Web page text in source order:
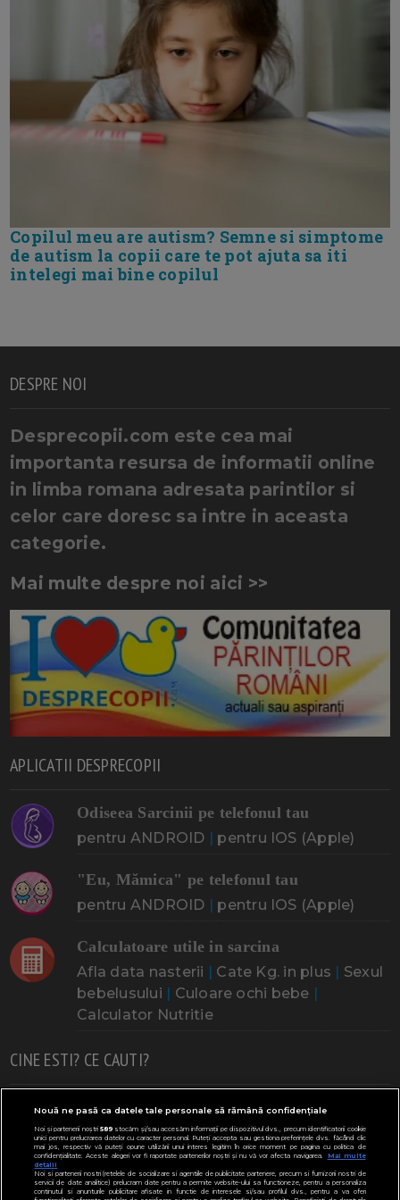
Copilul meu are autism? Semne si simptome
de autism la copii care te pot ajuta sa iti
intelegi mai bine copilul
DESPRE NOI
Desprecopii.com este cea mai
importanta resursa de informatii online
in limba romana adresata parintilor si
celor care doresc sa intre in aceasta
categorie.
Mai multe despre noi aici >>
APLICATII DESPRECOPII
Odiseea Sarcinii pe telefonul tau
pentru ANDROID | pentru IOS (Apple)
"Eu, Mămica" pe telefonul tau
pentru ANDROID | pentru IOS (Apple)
Calculatoare utile in sarcina
Afla data nasterii | Cate Kg. in plus | Sexul
bebelusului | Culoare ochi bebe |
Calculator Nutritie
CINE ESTI? CE CAUTI?
Doresc un copil Adoptia Probleme cu sarcina
Urmeaza sa nasc Probleme alaptare Bebe plange
Bebe febra Caut bona Cresa, Gradinta
Mergem la scoala Copil bolnav Copii cu nevoi speciale
Nouă ne pasă ca datele tale personale să rămână confidențiale
Noi și partenerii noștri589stocăm și/sau accesăm informații pe dispozitivul dvs., precum identificatorii cookie
unici pentru prelucrarea datelor cu caracter personal. Puteți accepta sau gestiona preferințele dvs. făcând clic
mai jos, respectiv vă puteți opune utilizării unui interes legitim în orice moment pe pagina cu politica de
confidențialitate. Aceste alegeri vor fi raportate partenerilor noștri și nu vă vor afecta navigarea.
Mai multe
detalii
Noi si partenerii nostri (retelele de socializare si agentiile de publicitate partenere, precum si furnizorii nostri de
servicii de date analitice) prelucram date pentru a permite website-ului sa functioneze, pentru a personaliza
continutul si anunturile publicitare afisate in functie de interesele si/sau profilul dvs., pentru a va oferi